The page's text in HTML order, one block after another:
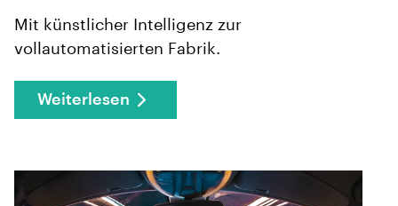
Mit künstlicher Intelligenz zur
vollautomatisierten Fabrik.
Weiterlesen